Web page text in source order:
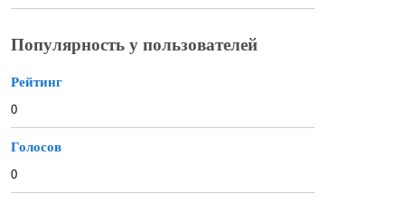
Популярность у пользователей
Рейтинг
0
Голосов
0